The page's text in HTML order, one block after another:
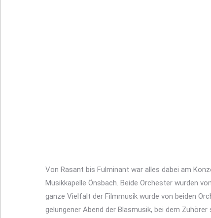
Von Rasant bis Fulminant war alles dabei am
Musikkapelle Önsbach. Beide Orchester wurden
ganze Vielfalt der Filmmusik wurde von beiden
gelungener Abend der Blasmusik, bei dem